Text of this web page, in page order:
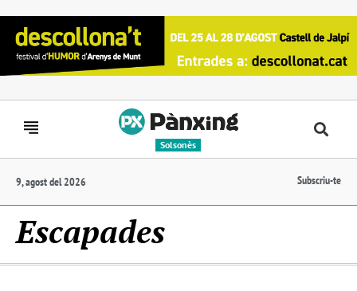
Solsonès
9, agost del 2026 Subscriu-te
Escapades